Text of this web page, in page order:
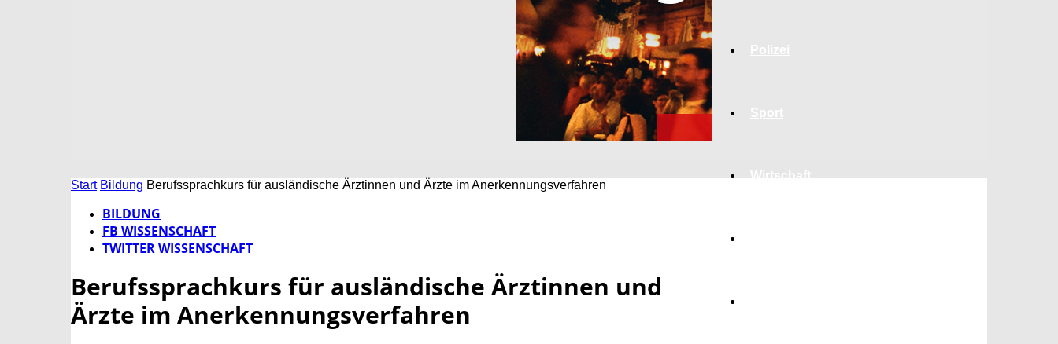
Wirtschaft
Start Bildung Berufssprachkurs für ausländische Ärztinnen und Ärzte im Anerkennungsverfahren
BILDUNG
FB WISSENSCHAFT
TWITTER WISSENSCHAFT
Berufssprachkurs für ausländische Ärztinnen und
Ärzte im Anerkennungsverfahren